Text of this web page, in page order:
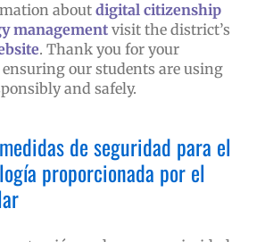
about digital citizenship
managementvisit the district’s
. Thank you for your
our students are using
and safely.
de seguridad para el
proporcionada por el